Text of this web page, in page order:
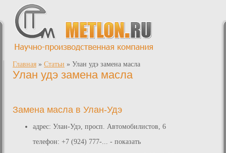
Главная » Статьи » Улан удэ замена масла
Улан удэ замена масла
Замена масла в Улан-Удэ
адрес: Улан-Удэ, просп. Автомобилистов, 6
телефон: +7 (924) 777-... - показать